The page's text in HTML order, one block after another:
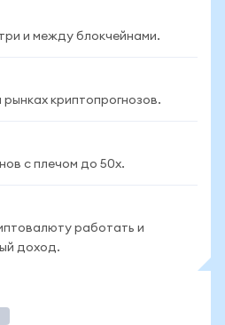
и между блокчейнами.
рынках криптопрогнозов.
с плечом до 50x.
работать и
доход.